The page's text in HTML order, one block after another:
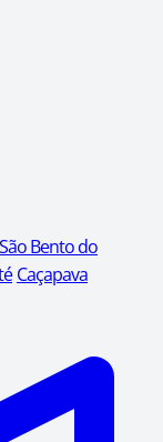
São Bento do
Caçapava